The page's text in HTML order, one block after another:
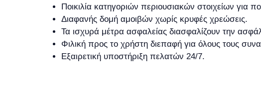
Ποικιλία κατηγοριών περιουσιακών στοιχείων για
Διαφανής δομή αμοιβών χωρίς κρυφές χρεώσεις.
Τα ισχυρά μέτρα ασφαλείας διασφαλίζουν την
Φιλική προς το χρήστη διεπαφή για όλους τους
Εξαιρετική υποστήριξη πελατών 24/7.